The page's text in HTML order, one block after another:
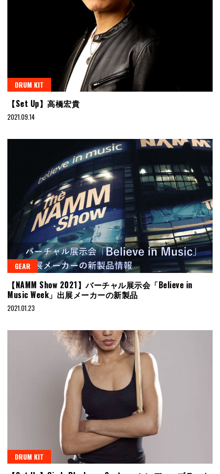
DRUM KIT
【Set Up】高橋宏貴
2021.09.14
GEAR
【NAMM Show 2021】バーチャル展示会「Believe in
Music Week」出展メーカーの新製品
2021.01.23
DRUM KIT